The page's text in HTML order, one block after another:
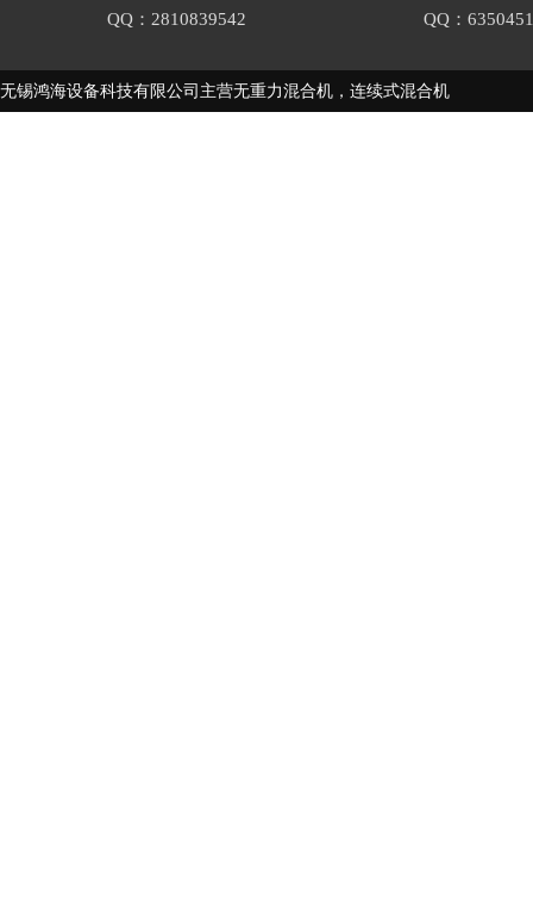
QQ：2810839542
QQ：
无锡鸿海设备科技有限公司主营无重力混合机 ， 连续式混合机